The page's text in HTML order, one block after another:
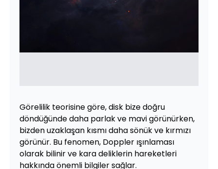
Görelilik teorisine göre, disk bize doğru
döndüğünde daha parlak ve mavi görünürken,
bizden uzaklaşan kısmı daha sönük ve kırmızı
görünür. Bu fenomen, Doppler ışınlaması
olarak bilinir ve kara deliklerin hareketleri
hakkında önemli bilgiler sağlar.